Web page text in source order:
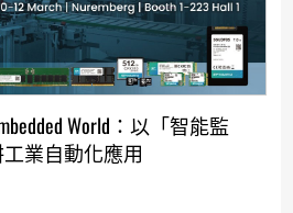
World：以「智能監
業自動化應用